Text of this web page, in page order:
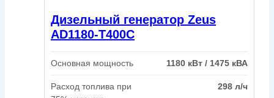
Дизельный генератор Zeus
AD1180-T400C
Основная мощность 1180 кВт / 1475 кВА
Расход топлива при
298 л/ч